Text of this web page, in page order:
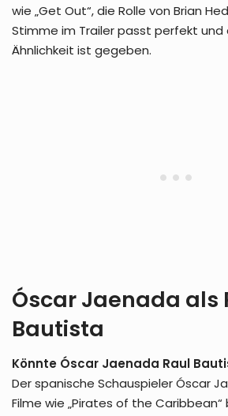
wie „Get Out“, die Rolle von Brian
Stimme im Trailer passt perfekt
Ähnlichkeit ist gegeben.
Óscar Jaenada als
Bautista
Könnte Óscar Jaenada Raul
Der spanische Schauspieler Óscar
Filme wie „Pirates of the